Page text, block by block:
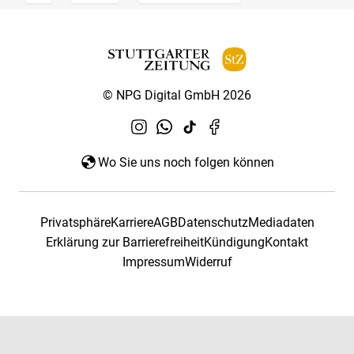
© NPG Digital GmbH 2026
Wo Sie uns noch folgen können
PrivatsphäreKarriereAGBDatenschutzMediadaten
Erklärung zur BarrierefreiheitKündigungKontakt
ImpressumWiderruf